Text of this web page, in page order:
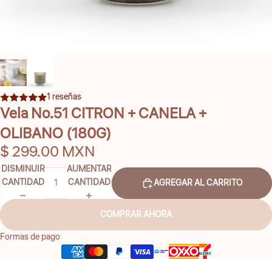
1 reseñas
Vela No.51 CITRON + CANELA +
OLIBANO (180G)
$ 299.00 MXN
DISMINUIR
CANTIDAD
AUMENTAR
CANTIDAD
AGREGAR AL CARRITO
COMPRAR AHORA
Formas de pago